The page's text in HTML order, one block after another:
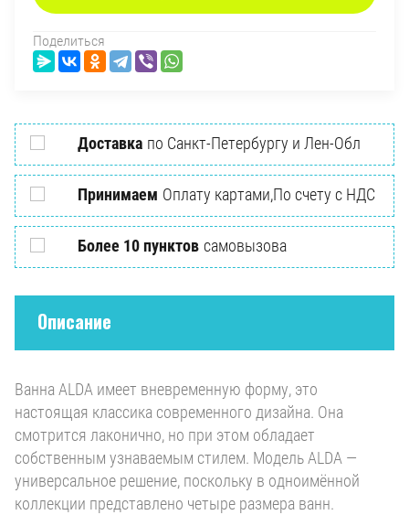
Поделиться
Доставка по Санкт-Петербургу и Лен-Обл
Принимаем Оплату картами,По счету с НДС
Более 10 пунктов самовызова
Описание
Ванна ALDA имеет вневременную форму, это
настоящая классика современного дизайна. Она
смотрится лаконично, но при этом обладает
собственным узнаваемым стилем. Модель ALDA —
универсальное решение, поскольку в одноимённой
коллекции представлено четыре размера ванн.